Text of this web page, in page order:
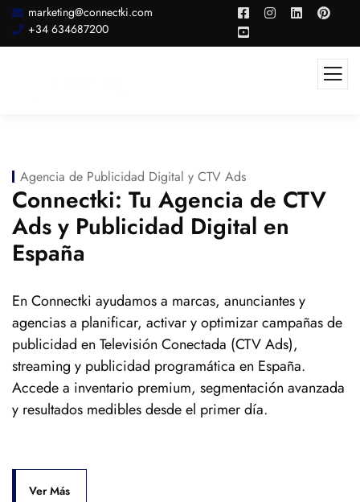
marketing@connectki.com
+34 634687200
Agencia de Publicidad Digital y CTV Ads
Connectki: Tu Agencia de CTV
Ads y Publicidad Digital en
España
En Connectki ayudamos a marcas, anunciantes y
agencias a planificar, activar y optimizar campañas de
publicidad en Televisión Conectada (CTV Ads),
streaming y publicidad programática en España.
Accede a inventario premium, segmentación avanzada
y resultados medibles desde el primer día.
Ver Más